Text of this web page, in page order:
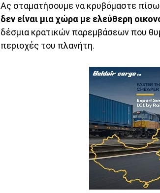
Ας σταματήσουμε να κρυβόμαστε
δεν είναι μια χώρα με ελεύθερη
δέσμια κρατικών παρεμβάσεων που
περιοχές του πλανήτη.